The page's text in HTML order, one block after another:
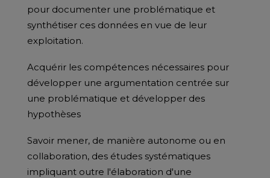
pour documenter une problématique et
synthétiser ces données en vue de leur
exploitation.
Acquérir les compétences nécessaires pour
développer une argumentation centrée sur
une problématique et développer des
hypothèses
Savoir mener, de manière autonome ou en
collaboration, des études systématiques
impliquant outre l'élaboration d'une